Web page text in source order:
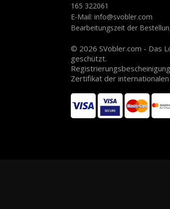
165 322061
E-Mail: info@svobler.com
Bearbeitungszeit der
© 2026 SVobler.com - Das
geschützt.
Zertifikat der